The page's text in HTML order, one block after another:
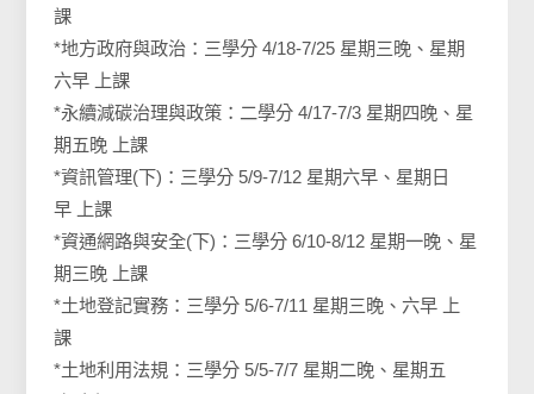
課
*地方政府與政治：三學分 4/18-7/25 星期三晚、星期
六早 上課
*永續減碳治理與政策：二學分 4/17-7/3 星期四晚、星
期五晚 上課
*資訊管理(下)：三學分 5/9-7/12 星期六早、星期日
早 上課
*資通網路與安全(下)：三學分 6/10-8/12 星期一晚、星
期三晚 上課
*土地登記實務：三學分 5/6-7/11 星期三晚、六早 上
課
*土地利用法規：三學分 5/5-7/7 星期二晚、星期五